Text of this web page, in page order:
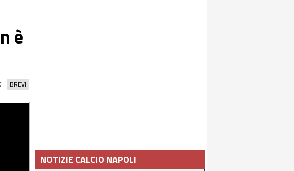
è
BREVI
NOTIZIE CALCIO NAPOLI